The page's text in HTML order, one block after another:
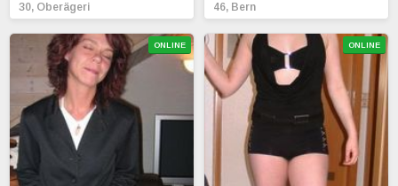
30, Oberägeri 46, Bern
ONLINE ONLINE